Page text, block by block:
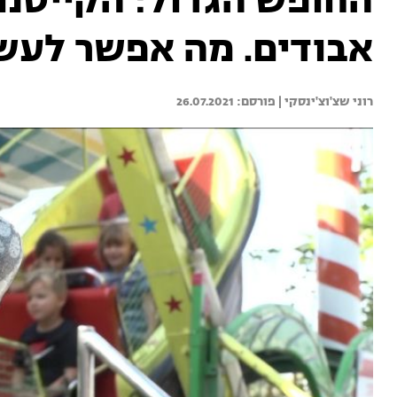
אבודים. מה אפשר
רוני שצ'וצ'ינסקי | 26.07.2021